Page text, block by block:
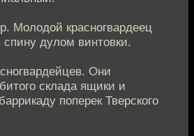
Молодой красногвардеец
дулом винтовки.
Они
склада ящики и
поперек Тверского